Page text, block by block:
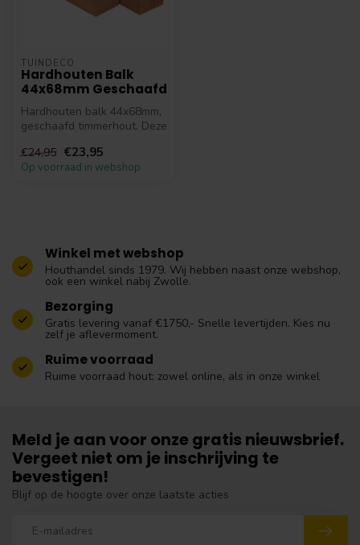
TUINDECO
Hardhouten Balk
44x68mm Geschaafd
Hardhouten balk 44x68mm,
geschaafd timmerhout. Deze
ronde...
€24,95 €23,95
Op voorraad in webshop
Winkel met webshop
Houthandel sinds 1979. Wij hebben naast onze webshop,
ook een winkel nabij Zwolle.
Bezorging
Gratis levering vanaf €1750,- Snelle levertijden. Kies nu
zelf je aflevermoment.
Ruime voorraad
Ruime voorraad hout: zowel online, als in onze winkel
Meld je aan voor onze gratis nieuwsbrief.
Vergeet niet om je inschrijving te
bevestigen!
Blijf op de hoogte over onze laatste acties